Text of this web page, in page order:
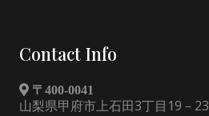
Contact Info
〒400-0041
山梨県甲府市上石田3丁目19－23